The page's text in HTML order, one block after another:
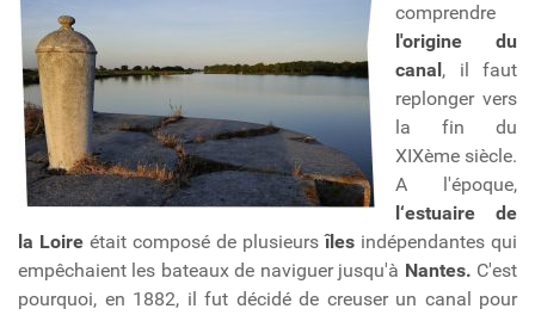
comprendre
l'origine du
canal , il faut
replonger vers
la fin du
XIXème siècle.
A l'époque,
l‘estuaire de
la Loire était composé de plusieurs îles indépendantes qui
empêchaient les bateaux de naviguer jusqu'à Nantes. C'est
pourquoi, en 1882, il fut décidé de creuser un canal pour